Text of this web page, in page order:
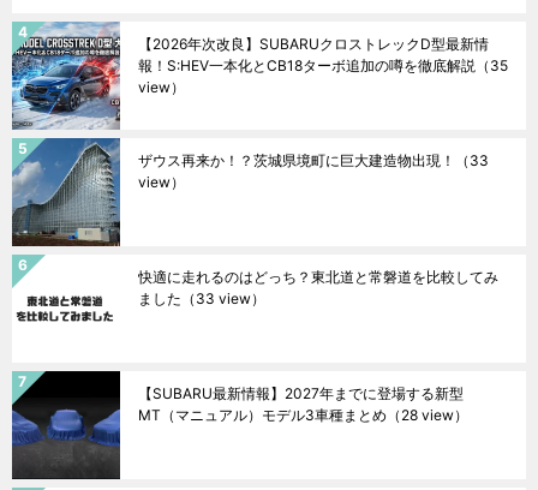
【2026年次改良】SUBARUクロストレックD型最新情
報！S:HEV一本化とCB18ターボ追加の噂を徹底解説 （35
view）
ザウス再来か！？茨城県境町に巨大建造物出現！
（33
view）
快適に走れるのはどっち？東北道と常磐道を比較してみ
ました （33 view）
【SUBARU最新情報】2027年までに登場する新型
MT（マニュアル）モデル3車種まとめ （28 view）